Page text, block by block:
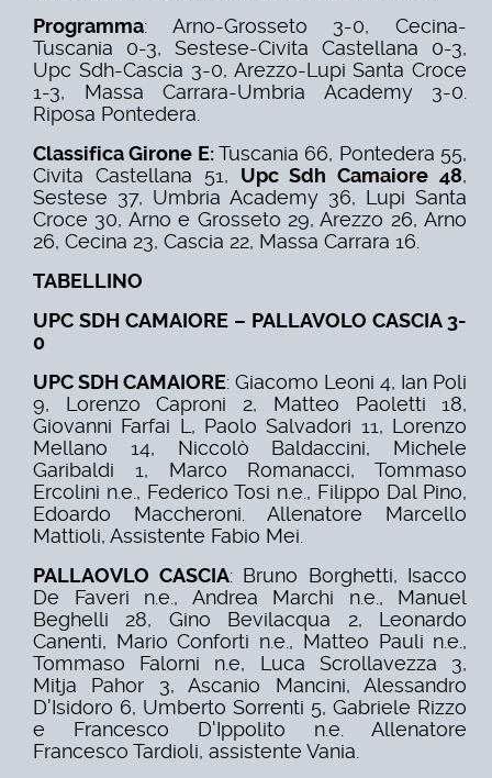
Programma: Arno-Grosseto 3-0, Cecina-
Tuscania 0-3, Sestese-Civita Castellana 0-3,
Upc Sdh-Cascia 3-0, Arezzo-Lupi Santa Croce
1-3, Massa Carrara-Umbria Academy 3-0.
Riposa Pontedera.
Classifica Girone E:Tuscania 66, Pontedera 55,
Civita Castellana 51, Upc Sdh Camaiore 48,
Sestese 37, Umbria Academy 36, Lupi Santa
Croce 30, Arno e Grosseto 29, Arezzo 26, Arno
26, Cecina 23, Cascia 22, Massa Carrara 16.
TABELLINO
UPC SDH CAMAIORE – PALLAVOLO CASCIA 3-
0
UPC SDH CAMAIORE: Giacomo Leoni 4, Ian Poli
9, Lorenzo Caproni 2, Matteo Paoletti 18,
Giovanni Farfai L, Paolo Salvadori 11, Lorenzo
Mellano 14, Niccolò Baldaccini, Michele
Garibaldi 1, Marco Romanacci, Tommaso
Ercolini n.e., Federico Tosi n.e., Filippo Dal Pino,
Edoardo Maccheroni. Allenatore Marcello
Mattioli, Assistente Fabio Mei.
PALLAOVLO CASCIA: Bruno Borghetti, Isacco
De Faveri n.e., Andrea Marchi n.e., Manuel
Beghelli 28, Gino Bevilacqua 2, Leonardo
Canenti, Mario Conforti n.e., Matteo Pauli n.e.,
Tommaso Falorni n.e, Luca Scrollavezza 3,
Mitja Pahor 3, Ascanio Mancini, Alessandro
D'Isidoro 6, Umberto Sorrenti 5, Gabriele Rizzo
e Francesco D'Ippolito n.e. Allenatore
Francesco Tardioli, assistente Vania.